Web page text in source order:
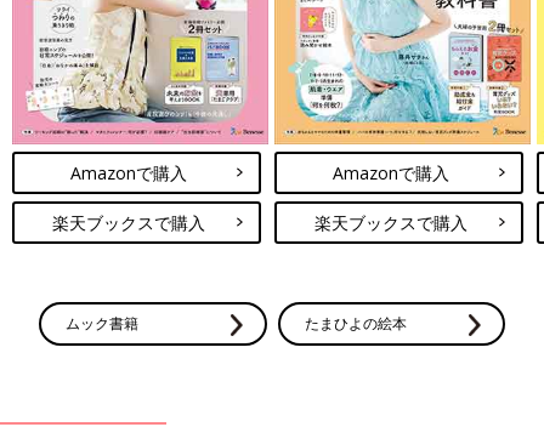
Amazonで購入
楽天ブックスで購入
Amazonで購入
楽天ブックスで購入
ムック書籍 たまひよの絵本